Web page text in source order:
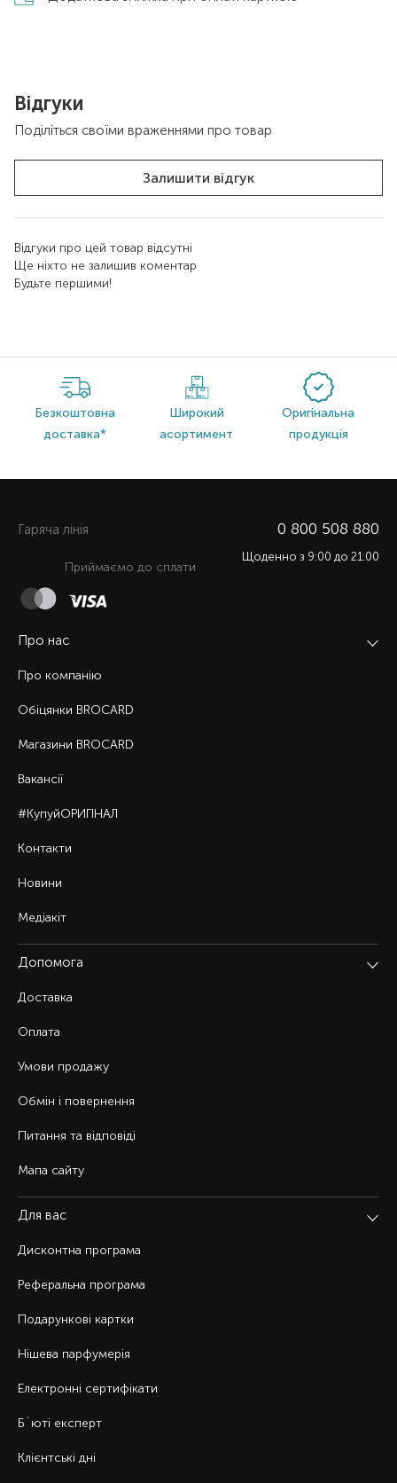
Відгуки
Поділіться своїми враженнями про товар
Залишити відгук
Відгуки про цей товар відсутні
Ще ніхто не залишив коментар
Будьте першими!
Безкоштовна
доставка*
Широкий
асортимент
Оригінальна
продукція
Про нас
Про компанію
Обіцянки BROCARD
Магазини BROCARD
Вакансії
#КупуйОРИГІНАЛ
Контакти
Новини
Медіакіт
Допомога
Доставка
Оплата
Умови продажу
Обмін і повернення
Питання та відповіді
Мапа сайту
Для вас
Дисконтна програма
Реферальна програма
Подарункові картки
Нішева парфумерія
Електронні сертифікати
Б`юті експерт
Клієнтські дні
Гаряча лiнiя 0 800 508 880
Щоденно з 9:00 до 21:00
Приймаємо до сплати